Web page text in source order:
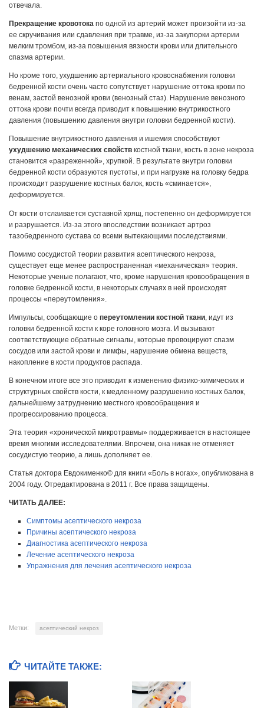
отвечала.
Прекращение кровотока по одной из артерий может произойти из-за
ее скручивания или сдавления при травме, из-за закупорки артерии
мелким тромбом, из-за повышения вязкости крови или длительного
спазма артерии.
Но кроме того, ухудшению артериального кровоснабжения головки
бедренной кости очень часто сопутствует нарушение оттока крови по
венам, застой венозной крови (венозный стаз). Нарушение венозного
оттока крови почти всегда приводит к повышению внутрикостного
давления (повышению давления внутри головки бедренной кости).
Повышение внутрикостного давления и ишемия способствуют
ухудшению механических свойств костной ткани, кость в зоне некроза
становится «разреженной», хрупкой. В результате внутри головки
бедренной кости образуются пустоты, и при нагрузке на головку бедра
происходит разрушение костных балок, кость «сминается»,
деформируется.
От кости отслаивается суставной хрящ, постепенно он деформируется
и разрушается. Из-за этого впоследствии возникает артроз
тазобедренного сустава со всеми вытекающими последствиями.
Помимо сосудистой теории развития асептического некроза,
существует еще менее распространенная «механическая» теория.
Некоторые ученые полагают, что, кроме нарушения кровообращения в
головке бедренной кости, в некоторых случаях в ней происходят
процессы «переутомления».
Импульсы, сообщающие о переутомлении костной ткани , идут из
головки бедренной кости к коре головного мозга. И вызывают
соответствующие обратные сигналы, которые провоцируют спазм
сосудов или застой крови и лимфы, нарушение обмена веществ,
накопление в кости продуктов распада.
В конечном итоге все это приводит к изменению физико-химических и
структурных свойств кости, к медленному разрушению костных балок,
дальнейшему затруднению местного кровообращения и
прогрессированию процесса.
Эта теория «хронической микротравмы» поддерживается в настоящее
время многими исследователями. Впрочем, она никак не отменяет
сосудистую теорию, а лишь дополняет ее.
Статья доктора Евдокименко© для книги «Боль в ногах», опубликована в
2004 году. Отредактирована в 2011 г. Все права защищены.
ЧИТАТЬ ДАЛЕЕ:
Симптомы асептического некроза
Причины асептического некроза
Диагностика асептического некроза
Лечение асептического некроза
Упражнения для лечения асептического некроза
Метки: асептический некроз
ЧИТАЙТЕ ТАКЖЕ: